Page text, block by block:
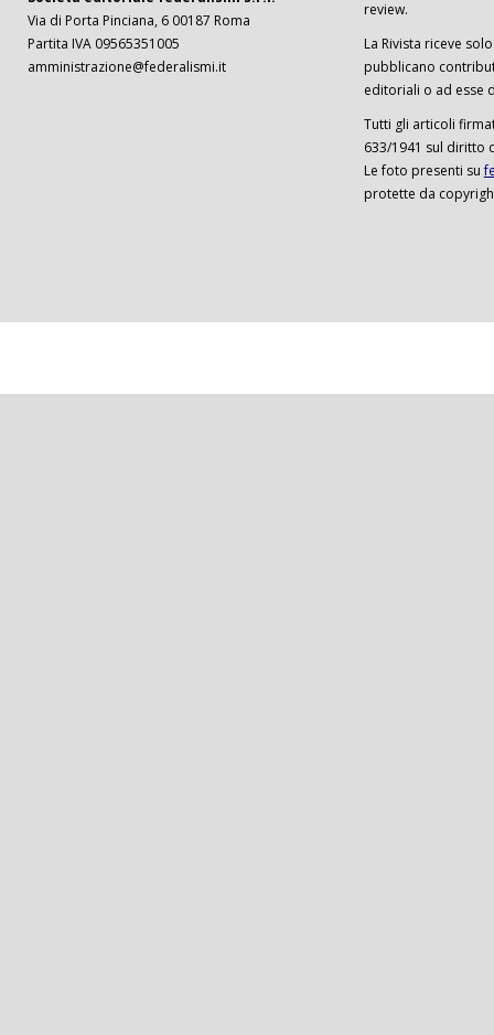
Via di Porta Pinciana, 6 00187 Roma
Partita IVA 09565351005
amministrazione@federalismi.it
review.
La Rivista riceve
pubblicano
editoriali o ad esse
Tutti gli articoli
633/1941 sul diritto
Le foto presenti su
protette da